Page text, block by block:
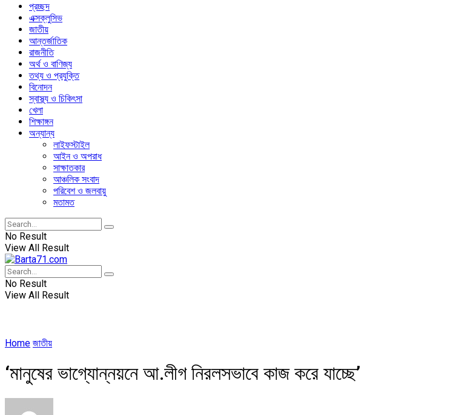
প্রচ্ছদ
এক্সক্লুসিভ
জাতীয়
আন্তর্জাতিক
রাজনীতি
অর্থ ও বাণিজ্য
তথ্য ও প্রযুক্তি
বিনোদন
স্বাস্থ্য ও চিকিৎসা
খেলা
শিক্ষাঙ্গন
অন্যান্য
লাইফস্টাইল
আইন ও অপরাধ
সাক্ষাতকার
আঞ্চলিক সংবাদ
পরিবেশ ও জলবায়ু
মতামত
No Result
View All Result
No Result
View All Result
Home জাতীয়
‘মানুষের ভাগ্যোন্নয়নে আ.লীগ নিরলসভাবে কাজ করে যাচ্ছে’